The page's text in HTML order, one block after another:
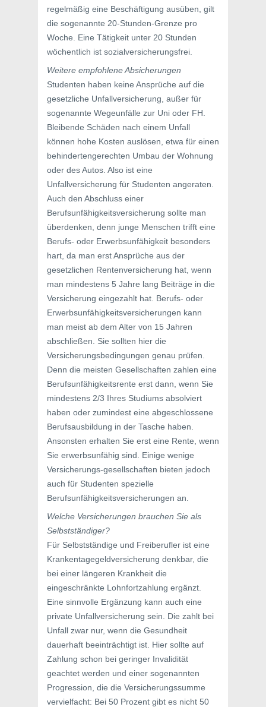
regelmäßig eine Beschäftigung ausüben, gilt
die sogenannte 20-Stunden-Grenze pro
Woche. Eine Tätigkeit unter 20 Stunden
wöchentlich ist sozialversicherungsfrei.
Weitere empfohlene Absicherungen
Studenten haben keine Ansprüche auf die
gesetzliche Unfallversicherung, außer für
sogenannte Wegeunfälle zur Uni oder FH.
Bleibende Schäden nach einem Unfall
können hohe Kosten auslösen, etwa für einen
behindertengerechten Umbau der Wohnung
oder des Autos. Also ist eine
Unfallversicherung für Studenten angeraten.
Auch den Abschluss einer
Berufsunfähigkeitsversicherung sollte man
überdenken, denn junge Menschen trifft eine
Berufs- oder Erwerbsunfähigkeit besonders
hart, da man erst Ansprüche aus der
gesetzlichen Rentenversicherung hat, wenn
man mindestens 5 Jahre lang Beiträge in die
Versicherung eingezahlt hat. Berufs- oder
Erwerbsunfähigkeitsversicherungen kann
man meist ab dem Alter von 15 Jahren
abschließen. Sie sollten hier die
Versicherungsbedingungen genau prüfen.
Denn die meisten Gesellschaften zahlen eine
Berufsunfähigkeitsrente erst dann, wenn Sie
mindestens 2/3 Ihres Studiums absolviert
haben oder zumindest eine abgeschlossene
Berufsausbildung in der Tasche haben.
Ansonsten erhalten Sie erst eine Rente, wenn
Sie erwerbsunfähig sind. Einige wenige
Versicherungs-gesellschaften bieten jedoch
auch für Studenten spezielle
Berufsunfähigkeitsversicherungen an.
Welche Versicherungen brauchen Sie als
Selbstständiger?
Für Selbstständige und Freiberufler ist eine
Krankentagegeldversicherung denkbar, die
bei einer längeren Krankheit die
eingeschränkte Lohnfortzahlung ergänzt.
Eine sinnvolle Ergänzung kann auch eine
private Unfallversicherung sein. Die zahlt bei
Unfall zwar nur, wenn die Gesundheit
dauerhaft beeinträchtigt ist. Hier sollte auf
Zahlung schon bei geringer Invalidität
geachtet werden und einer sogenannten
Progression, die die Versicherungssumme
vervielfacht: Bei 50 Prozent gibt es nicht 50